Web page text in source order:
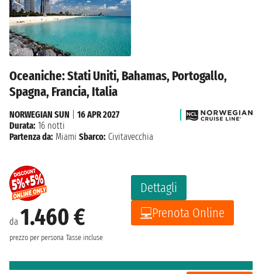
Oceaniche: Stati Uniti, Bahamas, Portogallo,
Spagna, Francia, Italia
da 1.460 €
prezzo per persona Tasse incluse
Dettagli
Prenota Online
NORWEGIAN SUN
16 APR 2027
Durata: 16 notti
Partenza da: Miami Sbarco: Civitavecchia